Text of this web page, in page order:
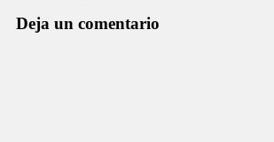
Deja un comentario